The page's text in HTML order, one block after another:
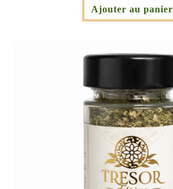
Ajouter au panier